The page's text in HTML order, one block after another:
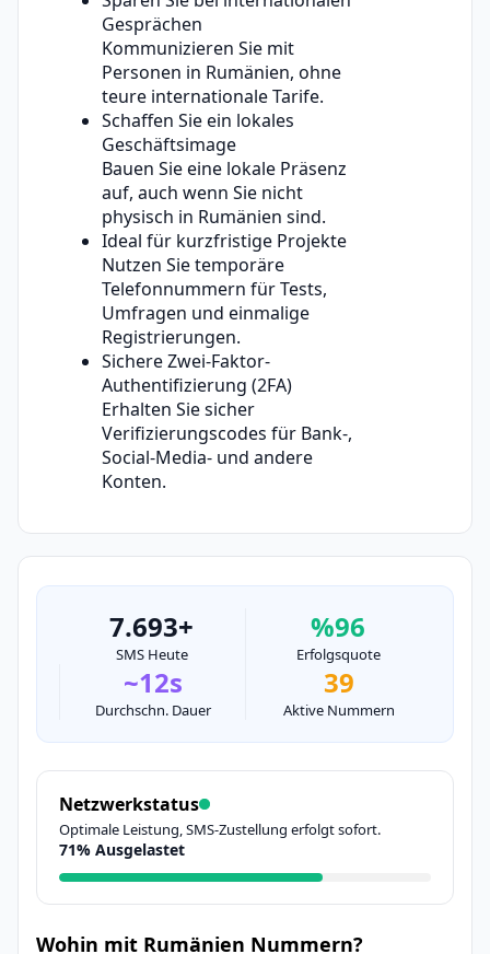
Gesprächen
Kommunizieren Sie mit
Personen in Rumänien, ohne
teure internationale Tarife.
Schaffen Sie ein lokales
Geschäftsimage
Bauen Sie eine lokale Präsenz
auf, auch wenn Sie nicht
physisch in Rumänien sind.
Ideal für kurzfristige Projekte
Nutzen Sie temporäre
Telefonnummern für Tests,
Umfragen und einmalige
Registrierungen.
Sichere Zwei-Faktor-
Authentifizierung (2FA)
Erhalten Sie sicher
Verifizierungscodes für Bank-,
Social-Media- und andere
Konten.
7.693+
SMS Heute
%96
Erfolgsquote
~12s
Durchschn. Dauer
39
Aktive Nummern
Netzwerkstatus
Optimale Leistung, SMS-Zustellung erfolgt sofort.
71% Ausgelastet
Wohin mit Rumänien Nummern?